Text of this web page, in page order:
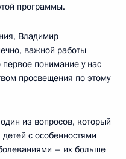
программы.
Владимир
важной работы
понимание у нас
просвещения по этому
из вопросов, который
с особенностями
– их больше